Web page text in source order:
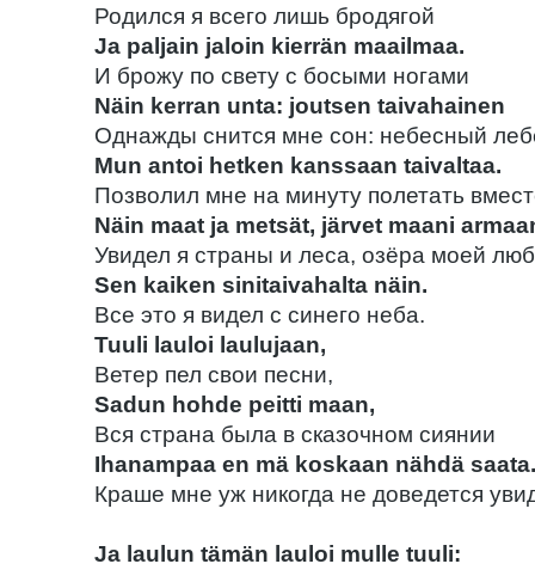
Родился я всего лишь бродягой
Ja paljain jaloin kierrän maailmaa.
И брожу по свету с босыми ногами
Näin kerran unta: joutsen taivahainen
Однажды снится мне сон: небесный
Mun antoi hetken kanssaan taivaltaa.
Позволил мне на минуту полетать
Näin maat ja metsät, järvet maani
Увидел я страны и леса, озёра моей
Sen kaiken sinitaivahalta näin.
Все это я видел с синего неба.
Tuuli lauloi laulujaan,
Ветер пел свои песни,
Sadun hohde peitti maan,
Вся страна была в сказочном сиянии
Ihanampaa en mä koskaan nähdä
Краше мне уж никогда не доведется
Ja laulun tämän lauloi mulle tuuli: